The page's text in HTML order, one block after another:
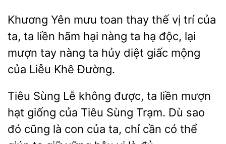
Khương Yên mưu toan thay thế vị trí
ta, ta liền
hại nàng ta hạ độc, lại
mượn tay nàng ta hủy diệt giấc mộng
của
Khê Đường.
Tiêu Sùng Lễ không được, ta liền mượn
giống của Tiêu Sùng Trạm. Dù
đó cũng là con của ta, chỉ cần có thể